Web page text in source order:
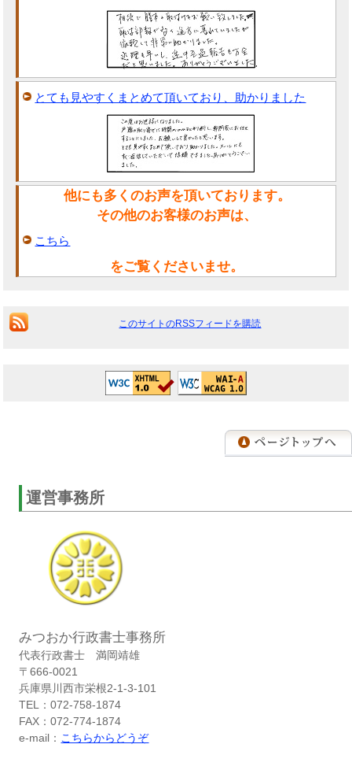
とても見やすくまとめて頂いており、助かりました
他にも多くのお声を頂いております。
その他のお客様のお声は、
こちら
をご覧くださいませ。
このサイトのRSSフィードを購読
運営事務所
みつおか行政書士事務所
代表行政書士 満岡靖雄
〒666-0021
兵庫県川西市栄根2-1-3-101
TEL：072-758-1874
FAX：072-774-1874
e-mail： こちらからどうぞ